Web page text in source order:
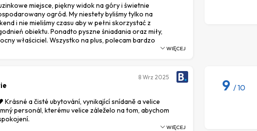
miejsce, piękny widok na góry i świetnie
ogród. My niestety byliśmy tylko na
i nie mieliśmy czasu aby w pełni skorzystać z
obiektu. Ponadto pyszne śniadania oraz miły,
właściciel. Wszystko na plus, polecam bardzo
WIĘCEJ
a čisté ubytování, vynikající snídaně a velice
personál, kterému velice záleželo na tom, abychom
8 Wrz 2025
WIĘCEJ
9 / 10